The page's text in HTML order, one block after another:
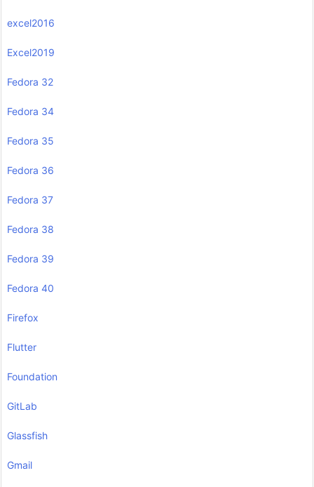
excel2016
Excel2019
Fedora 32
Fedora 34
Fedora 35
Fedora 36
Fedora 37
Fedora 38
Fedora 39
Fedora 40
Firefox
Flutter
Foundation
GitLab
Glassfish
Gmail